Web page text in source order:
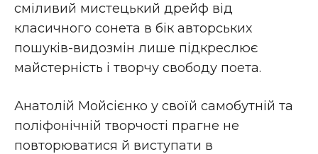
сміливий мистецький дрейф від
класичного сонета в бік авторських
пошуків-видозмін лише підкреслює
майстерність і творчу свободу поета.
Анатолій Мойсієнко у своїй самобутній та
поліфонічній творчості прагне не
повторюватися й виступати в